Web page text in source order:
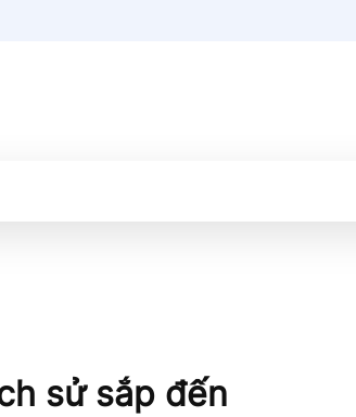
sử sắp đến